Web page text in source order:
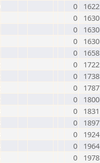
0
1622
0
1630
0
1630
0
1630
0
1658
0
1722
0
1738
0
1787
0
1800
0
1831
0
1897
0
1924
0
1964
0
1978